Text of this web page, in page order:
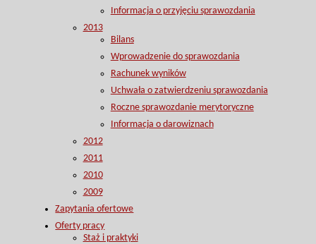
Informacja o przyjęciu sprawozdania
2013
Bilans
Wprowadzenie do sprawozdania
Rachunek wyników
Uchwała o zatwierdzeniu sprawozdania
Roczne sprawozdanie merytoryczne
Informacja o darowiznach
2012
2011
2010
2009
Zapytania ofertowe
Oferty pracy
Staż i praktyki